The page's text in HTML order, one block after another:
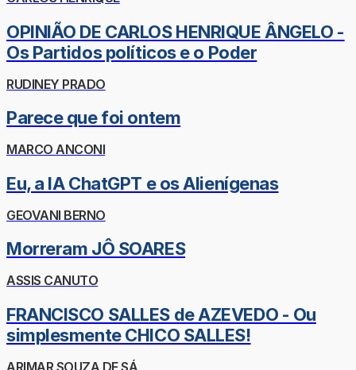
OPINIÃO DE CARLOS HENRIQUE ÂNGELO -
Os Partidos políticos e o Poder
RUDINEY PRADO
Parece que foi ontem
MARCO ANCONI
Eu, a IA ChatGPT e os Alienígenas
GEOVANI BERNO
Morreram JÔ SOARES
ASSIS CANUTO
FRANCISCO SALLES de AZEVEDO - Ou
simplesmente CHICO SALLES!
ARIMAR SOUZA DE SÁ